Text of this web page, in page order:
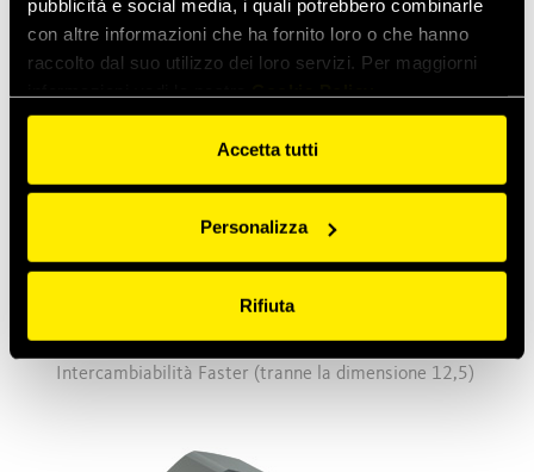
pubblicità e social media, i quali potrebbero combinarle
con altre informazioni che ha fornito loro o che hanno
raccolto dal suo utilizzo dei loro servizi. Per maggiorni
Accetta tutti
Personalizza
Rifiuta
Intercambiabilità Faster (tranne la dimensione 12,5)